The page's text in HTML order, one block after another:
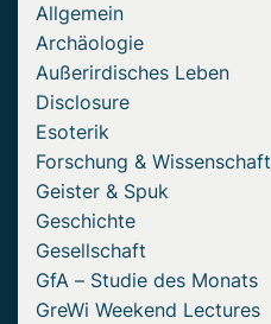
Allgemein
Archäologie
Außerirdisches Leben
Disclosure
Esoterik
Forschung & Wissenschaft
Geister & Spuk
Geschichte
Gesellschaft
GfA – Studie des Monats
GreWi Weekend Lectures